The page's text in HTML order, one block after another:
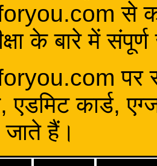
से कोई
के बारे में
पर
एडमिट कार्ड,
हैं।